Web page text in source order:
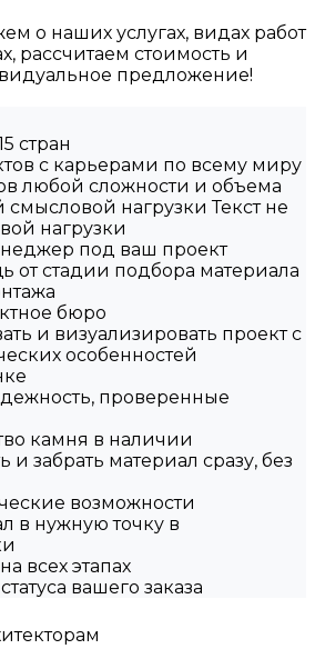
о наших услугах, видах работ
рассчитаем стоимость и
предложение!
стран
с карьерами по всему миру
любой сложности и объема
нагрузки Текст не
нагрузки
под ваш проект
от стадии подбора материала
бюро
и визуализировать проект с
особенностей
проверенные
камня в наличии
забрать материал сразу, без
возможности
в нужную точку в
всех этапах
вашего заказа